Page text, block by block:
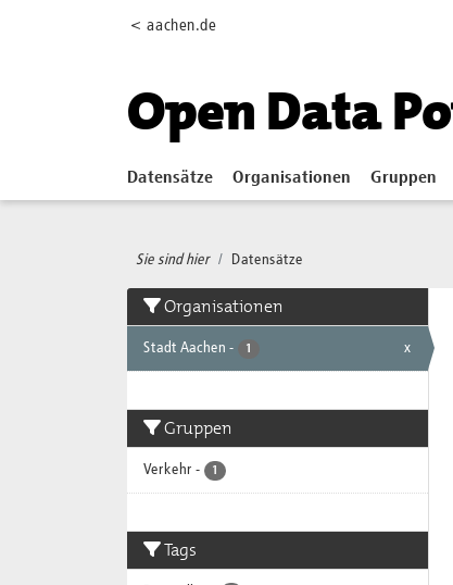
< aachen.de
Open Data
Datensätze Organisationen Gruppen
Sie sind hier Datensätze
Organisationen
Stadt Aachen - 1 x
Gruppen
Verkehr - 1
Tags